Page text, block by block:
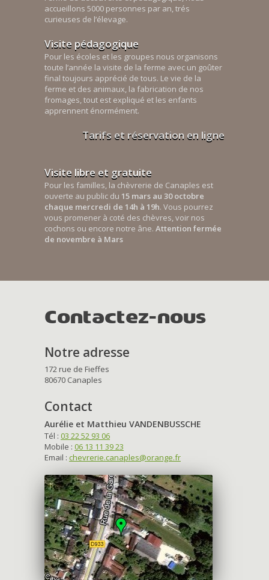
accueillons 5000 personnes par an, trés
curieuses de l’élevage.
Visite pédagogique
Pour les écoles et les groupes nous organisons
toute l’année la visite de la ferme avec un goûter
final toujours apprécié de tous. Le vie de la
ferme et des animaux, la fabrication de nos
fromages, tout est expliqué et les enfants
apprennent énormément.
Tarifs et réservation en ligne
Visite libre et gratuite
Pour les familles, la chèvrerie de Canaples est
ouverte au public du 15 mars au 30 octobre
chaque mercredi de 14h à 19h. Vous pourrez
vous promener à coté des chèvres, voir nos
cochons ou encore notre âne. Attention fermée
de novembre à Mars
Contactez-nous
Notre adresse
172 rue de Fieffes
80670 Canaples
Contact
Aurélie et Matthieu VANDENBUSSCHE
Tél : 03 22 52 93 06
Mobile : 06 13 11 39 23
Email : chevrerie.canaples@orange.fr